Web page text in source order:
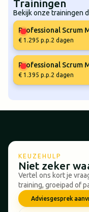
Trainingen
Bekijk onze trainingen
Professional Scrum
€ 1.295 p.p.2 dagen
Professional Scrum
€ 1.395 p.p.2 dagen
KEUZEHULP
Niet zeker
Vertel ons kort je
training, groeipad of
Adviesgesprek